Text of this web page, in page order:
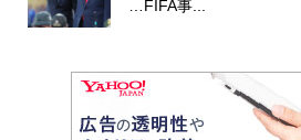
…FIFA事...